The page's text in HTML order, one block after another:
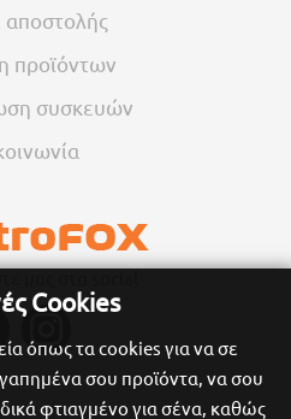
αποστολής
προϊόντων
συσκευών
Cookies
όπως τα cookies για να σε
σου προϊόντα, να σου
φτιαγμένο για σένα, καθώς